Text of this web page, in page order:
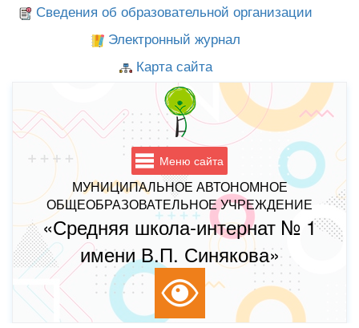
Сведения об образовательной организации
Электронный журнал
Карта сайта
Меню сайта
МУНИЦИПАЛЬНОЕ АВТОНОМНОЕ
ОБЩЕОБРАЗОВАТЕЛЬНОЕ УЧРЕЖДЕНИЕ
«Средняя школа-интернат № 1
имени В.П. Синякова»